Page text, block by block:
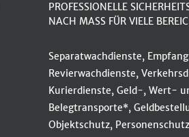
PROFESSIONELLE
NACH MASS FÜR VIELE
Separatwachdienste,
Revierwachdienste,
Kurierdienste, Geld-, Wert-
Belegtransporte*,
Objektschutz,